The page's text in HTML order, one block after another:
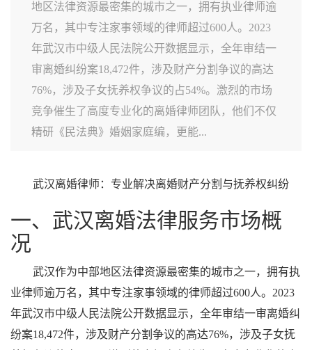
地区法律资源最密集的城市之一，拥有执业律师逾
万名，其中专注家事领域的律师超过600人。2023
年武汉市中级人民法院公开数据显示，全年审结一
审离婚纠纷案18,472件，涉及财产分割争议的高达
76%，涉及子女抚养权争议的占54%。激烈的市场
竞争催生了高度专业化的离婚律师团队，他们不仅
精研《民法典》婚姻家庭编，更能...
武汉离婚律师：专业解决离婚财产分割与抚养权纠纷
一、武汉离婚法律服务市场概
况
武汉作为中部地区法律资源最密集的城市之一，拥有执
业律师逾万名，其中专注家事领域的律师超过600人。2023
年武汉市中级人民法院公开数据显示，全年审结一审离婚纠
纷案18,472件，涉及财产分割争议的高达76%，涉及子女抚